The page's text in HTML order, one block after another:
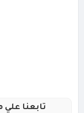
تابعنا علي